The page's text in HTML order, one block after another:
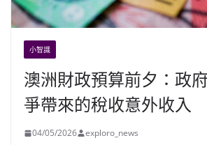
小智識
澳洲財政預算前夕：政
爭帶來的稅收意外收入
04/05/2026 exploro_news